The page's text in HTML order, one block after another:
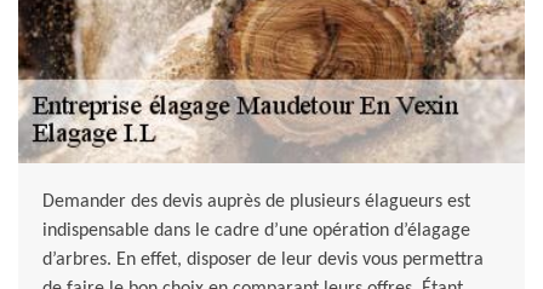
Demander des devis auprès de plusieurs élagueurs est
indispensable dans le cadre d’une opération d’élagage
d’arbres. En effet, disposer de leur devis vous permettra